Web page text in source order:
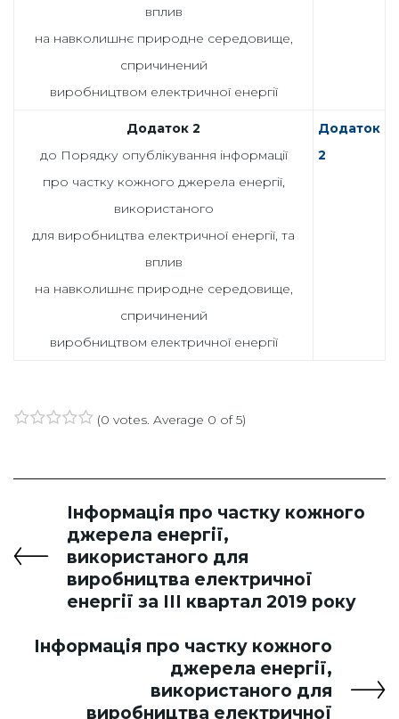
вплив
на навколишнє природне середовище,
спричинений
виробництвом електричної енергії
Додаток 2
до Порядку опублікування інформації
про частку кожного джерела енергії,
використаного
для виробництва електричної енергії, та
вплив
на навколишнє природне середовище,
спричинений
виробництвом електричної енергії
Додаток
2
(0 votes. Average 0 of 5)
Інформація про частку кожного
джерела енергії,
використаного для
виробництва електричної
енергії за ІІІ квартал 2019 року
Інформація про частку кожного
джерела енергії,
використаного для
виробництва електричної